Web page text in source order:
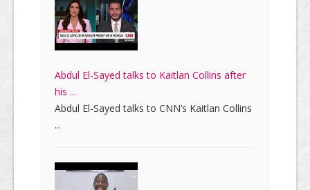
Abdul El-Sayed talks to Kaitlan Collins after
his ...
Abdul El-Sayed talks to CNN’s Kaitlan Collins
...